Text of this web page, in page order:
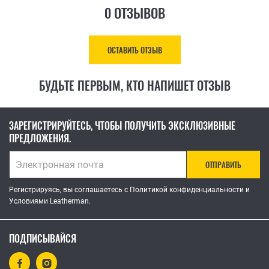
0 ОТЗЫВОВ
ОСТАВИТЬ ОТЗЫВ
БУДЬТЕ ПЕРВЫМ, КТО НАПИШЕТ ОТЗЫВ
ЗАРЕГИСТРИРУЙТЕСЬ, ЧТОБЫ ПОЛУЧИТЬ ЭКСКЛЮЗИВНЫЕ
ПРЕДЛОЖЕНИЯ.
ОТПРАВИТЬ
Регистрируясь, вы соглашаетесь с Политикой конфиденциальности и
Условиями Leatherman.
ПОДПИСЫВАЙСЯ